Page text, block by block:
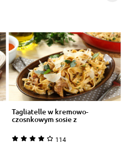
Tagliatelle w kremowo-
czosnkowym sosie z
114